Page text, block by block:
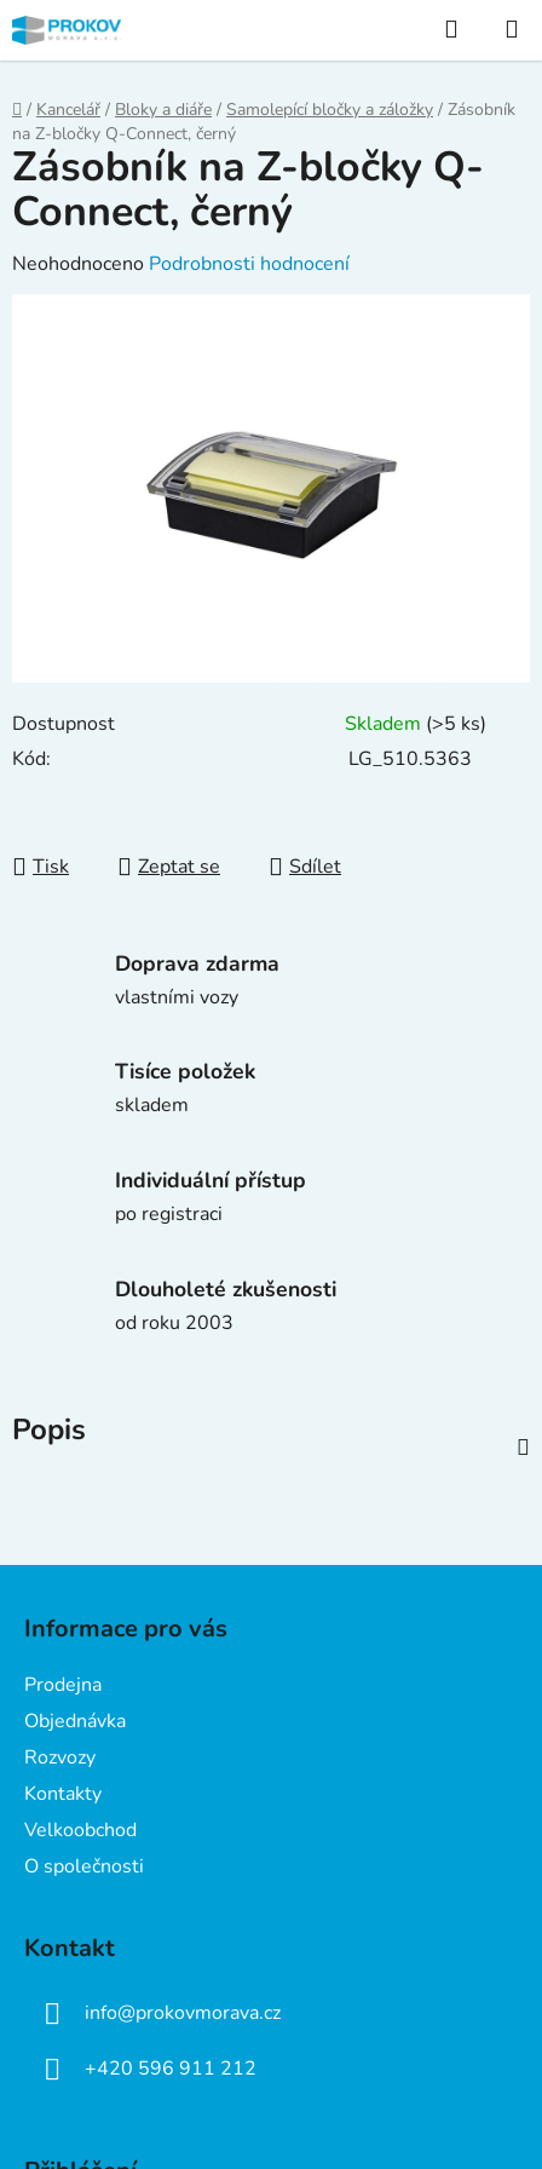
Přejít
na
obsah
Hledat
Domů
/ Kancelář / Bloky a diáře / Samolepící bločky a záložky / Zásobník
na Z-bločky Q-Connect, černý
Dostupnost Skladem (>5 ks)
Kód:
LG_510.5363
Tisk Zeptat se Sdílet
Zásobník na Z-bločky Q-
Connect, černý
Průměrné
Neohodnoceno Podrobnosti hodnocení
Doprava zdarma
vlastními vozy
Tisíce položek
skladem
Individuální přístup
po registraci
Dlouholeté zkušenosti
od roku 2003
Popis
Informace pro vás
Prodejna
Objednávka
Rozvozy
Kontakty
Velkoobchod
O společnosti
Kontakt
info@prokovmorava.cz
+420 596 911 212